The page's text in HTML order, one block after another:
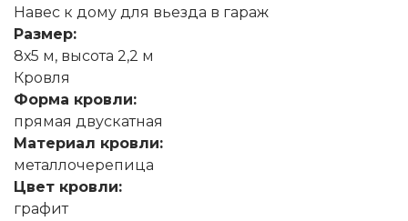
Навес к дому для вьезда в гараж
Размер:
8х5 м, высота 2,2 м
Кровля
Форма кровли:
прямая двускатная
Материал кровли:
металлочерепица
Цвет кровли:
графит